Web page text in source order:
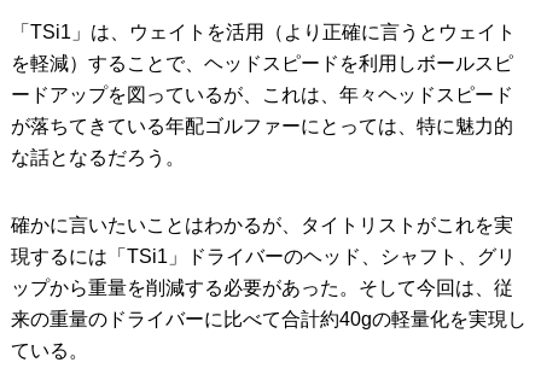
「TSi1」は、ウェイトを活用（より正確に言うとウェイト
を軽減）することで、ヘッドスピードを利用しボールスピ
ードアップを図っているが、これは、年々ヘッドスピード
が落ちてきている年配ゴルファーにとっては、特に魅力的
な話となるだろう。
確かに言いたいことはわかるが、タイトリストがこれを実
現するには「TSi1」ドライバーのヘッド、シャフト、グリ
ップから重量を削減する必要があった。そして今回は、従
来の重量のドライバーに比べて合計約40gの軽量化を実現し
ている。